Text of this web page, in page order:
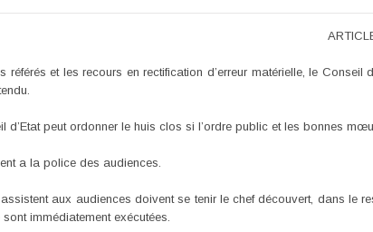
référés et les recours en rectification d’erreur matérielle, le
d’Etat peut ordonner le huis clos si l’ordre public et les bonnes
a la police des audiences.
aux audiences doivent se tenir le chef découvert, dans le
sont immédiatement exécutées.